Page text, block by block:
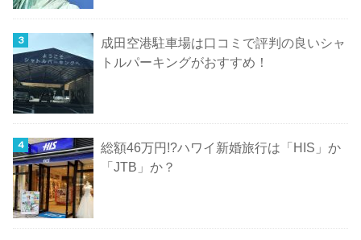
成田空港駐車場は口コミで評判の良いシャ
トルパーキングがおすすめ！
総額46万円!?ハワイ新婚旅行は「HIS」か
「JTB」か？